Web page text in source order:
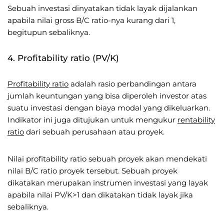
Sebuah investasi dinyatakan tidak layak dijalankan
apabila nilai gross B/C ratio-nya kurang dari 1,
begitupun sebaliknya.
4. Profitability ratio (PV/K)
Profitability ratio adalah rasio perbandingan antara
jumlah keuntungan yang bisa diperoleh investor atas
suatu investasi dengan biaya modal yang dikeluarkan.
Indikator ini juga ditujukan untuk mengukur rentability
ratio dari sebuah perusahaan atau proyek.
Nilai profitability ratio sebuah proyek akan mendekati
nilai B/C ratio proyek tersebut. Sebuah proyek
dikatakan merupakan instrumen investasi yang layak
apabila nilai PV/K>1 dan dikatakan tidak layak jika
sebaliknya.